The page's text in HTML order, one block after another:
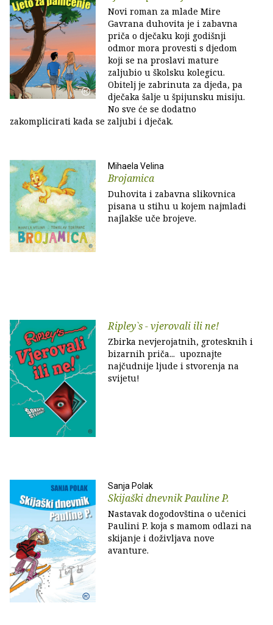
Novi roman za mlade Mire
Gavrana duhovita je i zabavna
priča o dječaku koji godišnji
odmor mora provesti s djedom
koji se na proslavi mature
zaljubio u školsku kolegicu.
Obitelj je zabrinuta za djeda, pa
dječaka šalje u špijunsku misiju.
No sve će se dodatno
zakomplicirati kada se zaljubi i dječak.
Mihaela Velina
Brojamica
Duhovita i zabavna slikovnica
pisana u stihu u kojem najmlađi
najlakše uče brojeve.
Ripley`s - vjerovali ili ne!
Zbirka nevjerojatnih, grotesknih i
bizarnih priča... upoznajte
najčudnije ljude i stvorenja na
svijetu!
Sanja Polak
Skijaški dnevnik Pauline P.
Nastavak dogodovština o učenici
Paulini P. koja s mamom odlazi na
skijanje i doživljava nove
avanture.